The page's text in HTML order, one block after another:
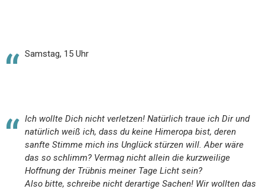
Samstag, 15 Uhr
Ich wollte Dich nicht verletzen! Natürlich traue ich Dir und
natürlich weiß ich, dass du keine Himeropa bist, deren
sanfte Stimme mich ins Unglück stürzen will. Aber wäre
das so schlimm? Vermag nicht allein die kurzweilige
Hoffnung der Trübnis meiner Tage Licht sein?
Also bitte, schreibe nicht derartige Sachen! Wir wollten das